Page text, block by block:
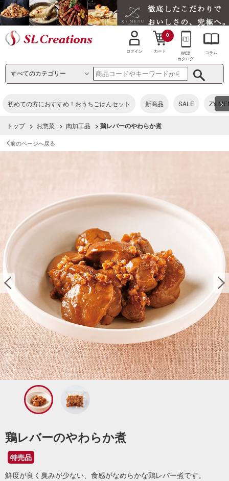
ログイン カート
0
WEB
カタログ
コラム
初めての方におすすめ！おうちごはんセット 新商品 SALE Z's >
トップ > お惣菜 > 肉加工品 > 鶏レバーのやわらか煮
前のページへ戻る
鶏レバーのやわらか煮
特売品
鮮度が良く臭みが少ない、食感がなめらかな鶏レバー煮です。